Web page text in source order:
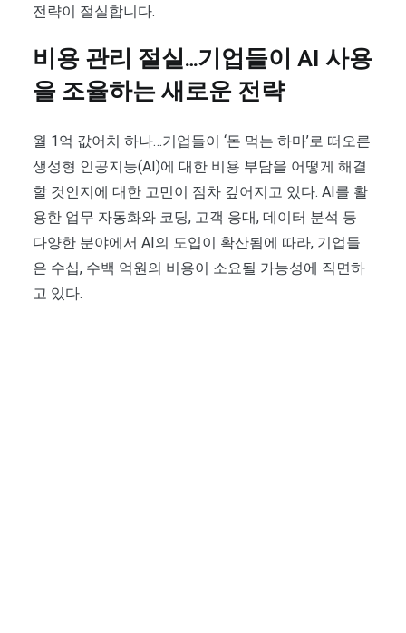
전략이 절실합니다.
비용 관리 절실…기업들이 AI 사용
을 조율하는 새로운 전략
월 1억 값어치 하나…기업들이 ‘돈 먹는 하마’로 떠오른
생성형 인공지능(AI)에 대한 비용 부담을 어떻게 해결
할 것인지에 대한 고민이 점차 깊어지고 있다. AI를 활
용한 업무 자동화와 코딩, 고객 응대, 데이터 분석 등
다양한 분야에서 AI의 도입이 확산됨에 따라, 기업들
은 수십, 수백 억원의 비용이 소요될 가능성에 직면하
고 있다.